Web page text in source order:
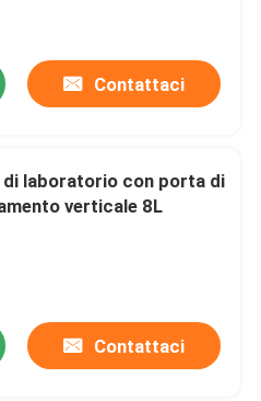
Contattaci
di laboratorio con porta di
verticale 8L
Contattaci